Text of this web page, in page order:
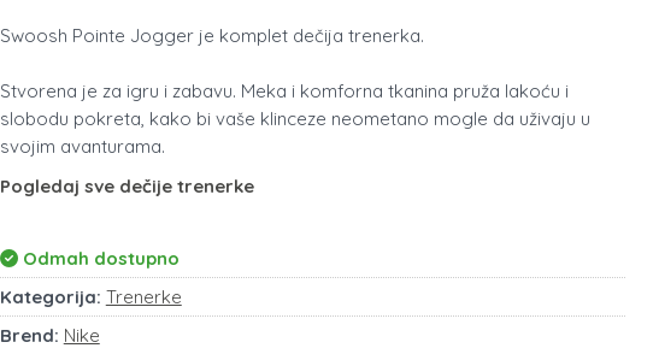
Swoosh Pointe Jogger je komplet dečija trenerka.
Stvorena je za igru i zabavu. Meka i komforna tkanina pruža lakoću i
slobodu pokreta, kako bi vaše klinceze neometano mogle da uživaju u
svojim avanturama.
Pogledaj sve dečije trenerke
Odmah dostupno
Kategorija: Trenerke
Brend: Nike